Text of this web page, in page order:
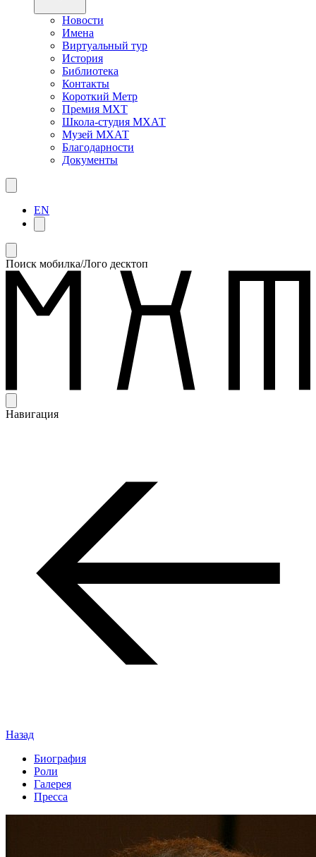
Новости
Имена
Виртуальный тур
История
Библиотека
Контакты
Короткий Метр
Премия МХТ
Школа-студия МХАТ
Музей МХАТ
Благодарности
Документы
EN
Поиск мобилка/Лого десктоп
Навигация
Назад
Биография
Роли
Галерея
Пресса